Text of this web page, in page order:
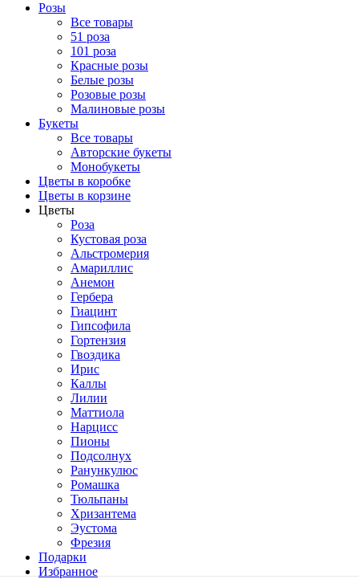
Розы
Все товары
51 роза
101 роза
Красные розы
Белые розы
Розовые розы
Малиновые розы
Букеты
Все товары
Авторские букеты
Монобукеты
Цветы в коробке
Цветы в корзине
Цветы
Роза
Кустовая роза
Альстромерия
Амариллис
Анемон
Гербера
Гиацинт
Гипсофила
Гортензия
Гвоздика
Ирис
Каллы
Лилии
Маттиола
Нарцисс
Пионы
Подсолнух
Ранункулюс
Ромашка
Тюльпаны
Хризантема
Эустома
Фрезия
Подарки
Избранное